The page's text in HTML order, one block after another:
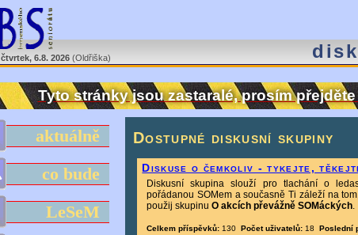
čtvrtek, 6.8. 2026 (Oldřiška)
Tyto stránky jsou zastaralé, prosím
aktuálně
co bude
LeSeM
Dostupné diskusní skupiny
Diskuse o čemkoliv - tykejte,
Diskusní skupina slouží pro tlachání o
pořádanou SOMem a současně Ti záleží na
použij skupinu O akcích převážně SOMáckých
Celkem příspěvků: 130 Počet uživatelů: 18 Poslední